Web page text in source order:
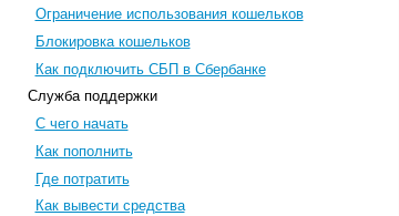
Ограничение использования кошельков
Блокировка кошельков
Как подключить СБП в Сбербанке
Служба поддержки
С чего начать
Как пополнить
Где потратить
Как вывести средства